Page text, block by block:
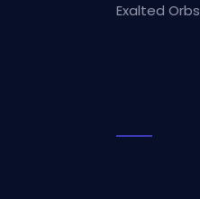
Exalted Orbs